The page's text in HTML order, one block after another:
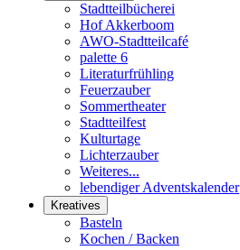
Stadtteilbücherei
Hof Akkerboom
AWO-Stadtteilcafé
palette 6
Literaturfrühling
Feuerzauber
Sommertheater
Stadtteilfest
Kulturtage
Lichterzauber
Weiteres...
lebendiger Adventskalender
Kreatives
Basteln
Kochen / Backen